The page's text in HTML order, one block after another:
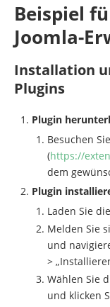
Beispiel
Joomla-
Installation
Plugins
Plugin
Besuchen
(https://
dem
Plugin
Laden Sie
Melden Sie
und
>
Wählen Sie
und klicken